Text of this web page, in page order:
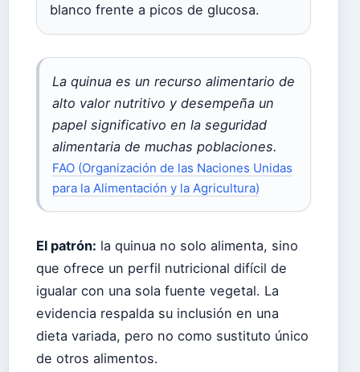
blanco frente a picos de glucosa.
La quinua es un recurso alimentario de
alto valor nutritivo y desempeña un
papel significativo en la seguridad
alimentaria de muchas poblaciones.
FAO (Organización de las Naciones Unidas
para la Alimentación y la Agricultura)
El patrón: la quinua no solo alimenta, sino
que ofrece un perfil nutricional difícil de
igualar con una sola fuente vegetal. La
evidencia respalda su inclusión en una
dieta variada, pero no como sustituto único
de otros alimentos.